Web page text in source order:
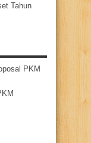
Tahun
PKM